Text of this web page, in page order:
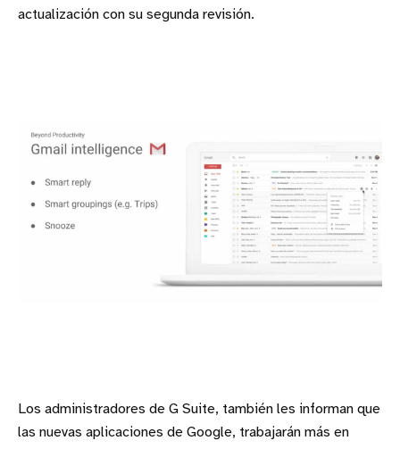
actualización con su segunda revisión.
Los administradores de G Suite, también les informan que
las nuevas aplicaciones de Google, trabajarán más en